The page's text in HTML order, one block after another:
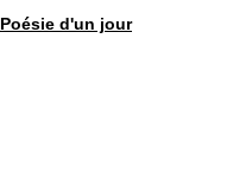
Poésie d'un jour